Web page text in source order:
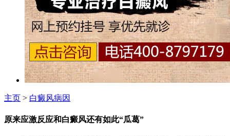
主页 > 白癜风病因
原来应激反应和白癜风还有如此“瓜葛”